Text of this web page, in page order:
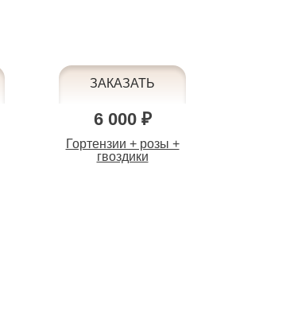
6 000 ₽
Гортензии + розы +
гвоздики